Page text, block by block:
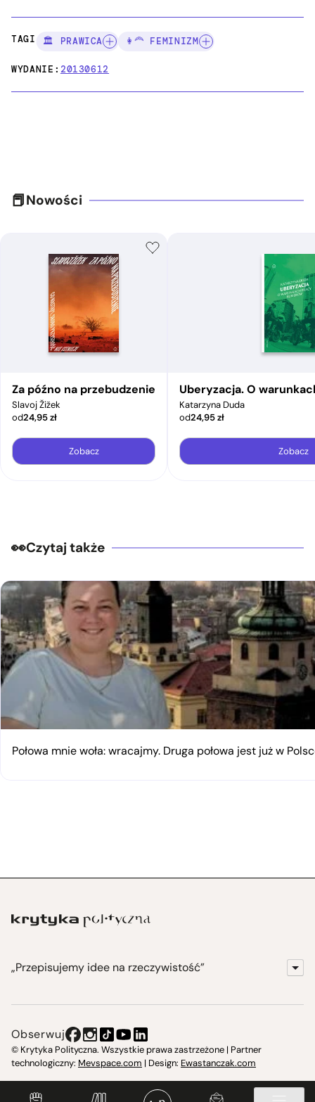
TAGI: 🏛️ PRAWICA 👩‍🦰 FEMINIZM
WYDANIE:20130612
Nowości
Za późno na przebudzenie
Slavoj Žižek
od24,95zł
Zobacz
Uberyzacja. O
Katarzyna Duda
od24,95zł
Zobacz
Czytaj także
Połowa mnie woła: wracajmy. Druga połowa jest już w
„Przepisujemy idee na rzeczywistość”
Instytut Krytyki Politycznej
Obserwuj
© Krytyka Polityczna. Wszystkie prawa zastrzeżone | Partner
technologiczny: Mevspace.com | Design: Ewastanczak.com